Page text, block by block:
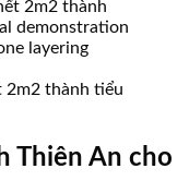
2m2 thành tiểu
Thiên An cho